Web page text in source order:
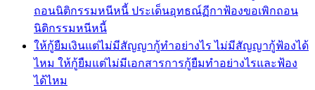
ถอนนิติกรรมหนีหนี้ ประเด็นอุทธณ์ฏีกาฟ้องขอเพิกถอน
นิติกรรมหนีหนี้
ให้กู้ยืมเงินแต่ไม่มีสัญญากู้ทำอย่างไร ไม่มีสัญญากู้ฟ้องได้
ไหม ให้กู้ยืมแต่ไม่มีเอกสารการกู้ยืมทำอย่างไรและฟ้อง
ได้ไหม